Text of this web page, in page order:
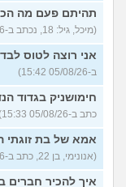
בת
שנכשלתי לפעמים
למה בנות בממוצע
נחמדות לבנות
לבנים?
23)
איך יש אנשים
בגדים?
(נעם, בן 14)
האם להרשות
לי מה ללבוש?
תהיתם פעם מה
(מיכל, גיל: 18, נכתב ב-05/08/26 15:51)
אני רוצה לטוס
ב-05/08/26 15:42)
חימושניק בגדוד
כתב ב-05/08/26 15:33)
אמא של בת זוגתי
(אנונימי, בן 22, כתב ב-05/08/26 15:22)
איך להכיר חברים